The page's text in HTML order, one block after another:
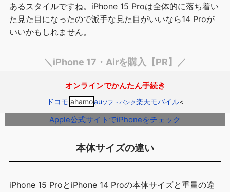
あるスタイルですね。iPhone 15 Proは全体的に落ち着い
た見た目になったので派手な見た目がいいなら14 Proが
いいかもしれません。
＼iPhone 17・Airを購入【PR】／
オンラインでかんたん手続き
ドコモ ahamoauソフトバンク楽天モバイル<
Apple公式サイトでiPhoneをチェック
本体サイズの違い
iPhone 15 ProとiPhone 14 Proの本体サイズと重量の違